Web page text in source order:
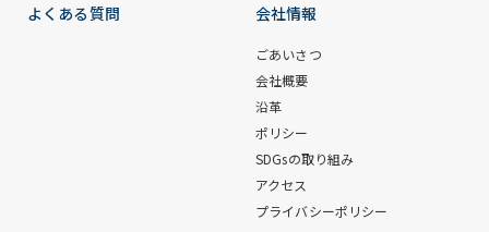
よくある質問 会社情報
ごあいさつ
会社概要
沿革
ポリシー
SDGsの取り組み
アクセス
プライバシーポリシー